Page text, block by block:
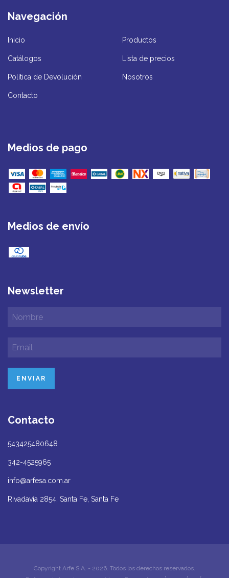
Navegación
Inicio Productos
Catálogos Lista de precios
Política de Devolución Nosotros
Contacto
Medios de pago
Medios de envío
Newsletter
Contacto
543425480648
342-4525965
info@arfesa.com.ar
Rivadavia 2854, Santa Fe, Santa Fe
Copyright Arfe S.A. - 2026. Todos los derechos reservados.